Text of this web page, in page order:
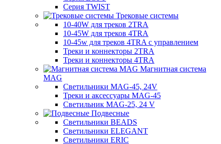
Серия TWIST
Трековые системы
10-40W для треков 2TRA
10-45W для треков 4TRA
10-45w для треков 4TRA с управлением
Треки и коннекторы 2TRA
Треки и коннекторы 4TRA
Магнитная система
MAG
Светильники MAG-45, 24V
Треки и аксессуары MAG-45
Светильник MAG-25, 24 V
Подвесные
Светильники BEADS
Светильники ELEGANT
Светильники ERIC